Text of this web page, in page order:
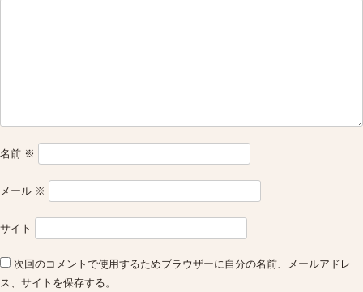
名前 ※
メール ※
サイト
次回のコメントで使用するためブラウザーに自分の名前、メールアドレ
ス、サイトを保存する。